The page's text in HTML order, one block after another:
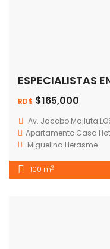
RD$ $165,000
Av. Jacobo Majluta
Apartamento Casa
Miguelina Herasme
100 m2